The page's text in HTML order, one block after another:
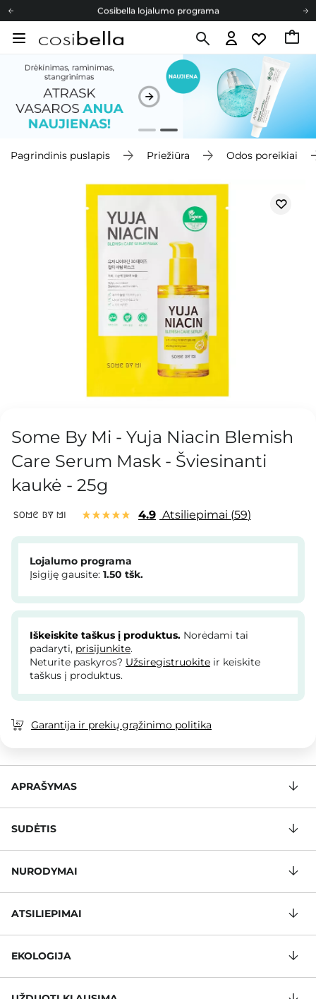
Cosibella lojalumo programa
Nemokamas pristatymas nuo 40,00 €
Cosibella lojalumo programa
Nemokamas pristatymas nuo 40,00 €
Dovanų Kortelės
Pagrindinis puslapis Priežiūra Odos poreikiai
Some By Mi - Yuja Niacin Blemish
Care Serum Mask - Šviesinanti
kaukė - 25g
4.9 Atsiliepimai 59
Lojalumo programa
Įsigiję gausite: 1.50 tšk.
Iškeiskite taškus į produktus. Norėdami tai
padaryti, prisijunkite.
Neturite paskyros? Užsiregistruokite ir keiskite
taškus į produktus.
Garantija ir prekių grąžinimo politika
APRAŠYMAS
SUDĖTIS
NURODYMAI
ATSILIEPIMAI
EKOLOGIJA